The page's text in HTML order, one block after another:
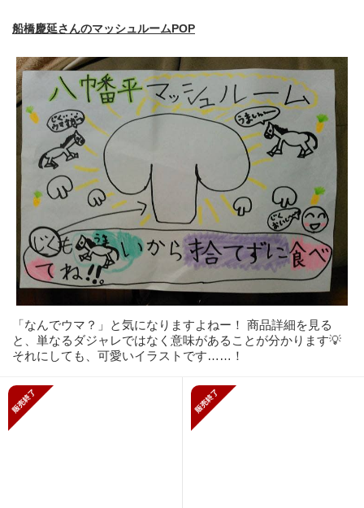
船橋慶延さんのマッシュルームPOP
「なんでウマ？」と気になりますよねー！ 商品詳細を見る
と、単なるダジャレではなく意味があることが分かります💡
それにしても、可愛いイラストです……！